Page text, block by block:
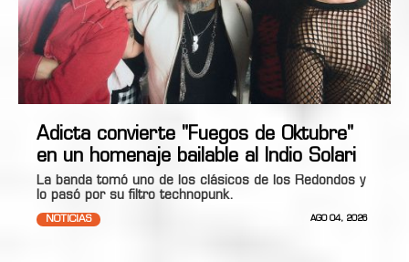
Adicta convierte "Fuegos de Oktubre"
en un homenaje bailable al Indio Solari
La banda tomó uno de los clásicos de los Redondos y
lo pasó por su filtro technopunk.
NOTICIAS AGO 04, 2026